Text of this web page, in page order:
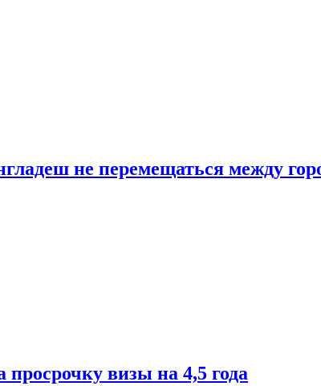
не перемещаться между
визы на 4,5 года